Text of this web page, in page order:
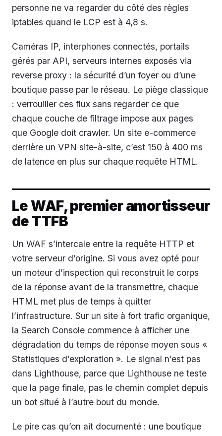
personne ne va regarder du côté des règles
iptables quand le LCP est à 4,8 s.
Caméras IP, interphones connectés, portails
gérés par API, serveurs internes exposés via
reverse proxy : la sécurité d’un foyer ou d’une
boutique passe par le réseau. Le piège classique
: verrouiller ces flux sans regarder ce que
chaque couche de filtrage impose aux pages
que Google doit crawler. Un site e-commerce
derrière un VPN site-à-site, c’est 150 à 400 ms
de latence en plus sur chaque requête HTML.
Le WAF, premier amortisseur
de TTFB
Un WAF s’intercale entre la requête HTTP et
votre serveur d’origine. Si vous avez opté pour
un moteur d’inspection qui reconstruit le corps
de la réponse avant de la transmettre, chaque
HTML met plus de temps à quitter
l’infrastructure. Sur un site à fort trafic organique,
la Search Console commence à afficher une
dégradation du temps de réponse moyen sous «
Statistiques d’exploration ». Le signal n’est pas
dans Lighthouse, parce que Lighthouse ne teste
que la page finale, pas le chemin complet depuis
un bot situé à l’autre bout du monde.
Le pire cas qu’on ait documenté : une boutique